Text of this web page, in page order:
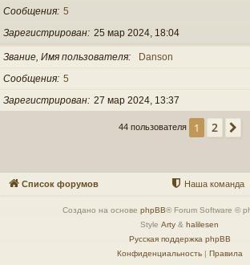
Сообщения 5
Зарегистрирован 25 мар 2024, 18:04
Звание, Имя пользователя
Danson
Сообщения 5
Зарегистрирован 27 мар 2024, 13:37
44 пользователя 1 2
Список форумов Наша команда
Создано на основе phpBB® Forum Software ©
Style Arty & halilesen
Русская поддержка phpBB
Конфиденциальность| Правила